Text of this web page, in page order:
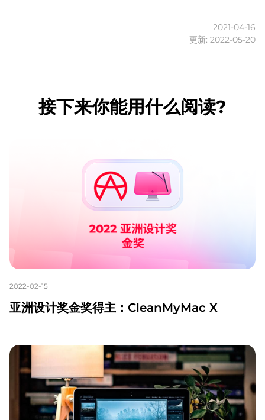
2021-04-16
更新: 2022-05-20
接下来你能用什么阅读?
2022-02-15
亚洲设计奖金奖得主：CleanMyMac X